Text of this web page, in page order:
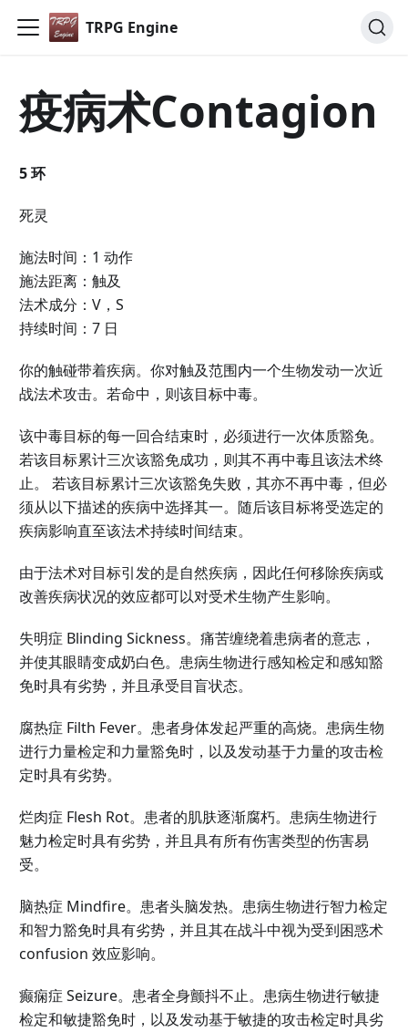
TRPG Engine
疫病术Contagion
5 环
死灵
施法时间：1 动作
施法距离：触及
法术成分：V，S
持续时间：7 日
你的触碰带着疾病。你对触及范围内一个生物发动一次近
战法术攻击。若命中，则该目标中毒。
该中毒目标的每一回合结束时，必须进行一次体质豁免。
若该目标累计三次该豁免成功，则其不再中毒且该法术终
止。 若该目标累计三次该豁免失败，其亦不再中毒，但必
须从以下描述的疾病中选择其一。随后该目标将受选定的
疾病影响直至该法术持续时间结束。
由于法术对目标引发的是自然疾病，因此任何移除疾病或
改善疾病状况的效应都可以对受术生物产生影响。
失明症 Blinding Sickness。痛苦缠绕着患病者的意志，
并使其眼睛变成奶白色。患病生物进行感知检定和感知豁
免时具有劣势，并且承受目盲状态。
腐热症 Filth Fever。患者身体发起严重的高烧。患病生物
进行力量检定和力量豁免时，以及发动基于力量的攻击检
定时具有劣势。
烂肉症 Flesh Rot。患者的肌肤逐渐腐朽。患病生物进行
魅力检定时具有劣势，并且具有所有伤害类型的伤害易
受。
脑热症 Mindfire。患者头脑发热。患病生物进行智力检定
和智力豁免时具有劣势，并且其在战斗中视为受到困惑术
confusion 效应影响。
癫痫症 Seizure。患者全身颤抖不止。患病生物进行敏捷
检定和敏捷豁免时，以及发动基于敏捷的攻击检定时具劣